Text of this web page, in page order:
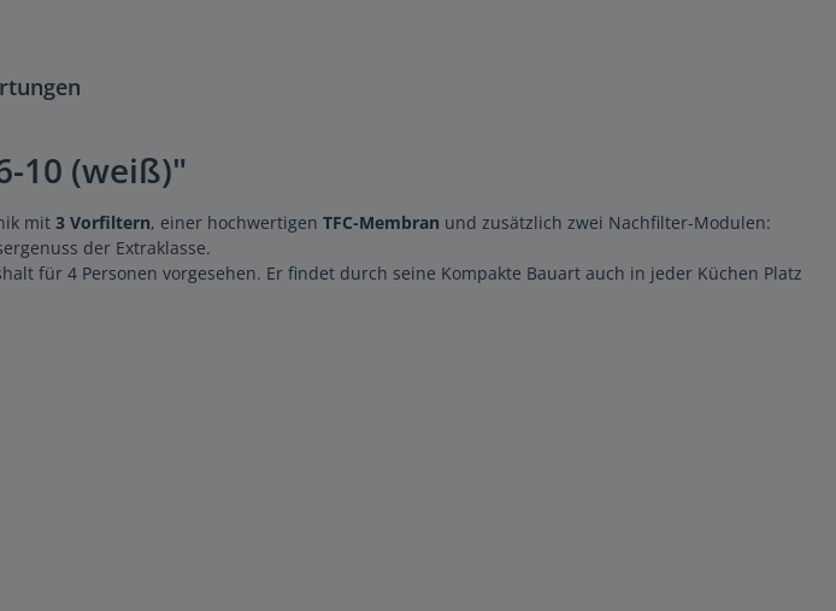
10 (weiß)"
mit 3 Vorfiltern, einer hochwertigen TFC-Membran und zusätzlich zwei Nachfilter-Modulen:
der Extraklasse.
für 4 Personen vorgesehen. Er findet durch seine Kompakte Bauart auch in jeder Küchen Platz